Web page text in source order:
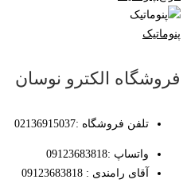
پنوماتیک
فروشگاه الکترو نوسان
تلفن فروشگاه :02136915037
واتساپ :09123683818
آقای رامندی : 09123683818